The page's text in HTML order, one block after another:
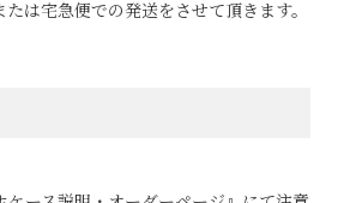
は宅急便での発送をさせて頂きます。